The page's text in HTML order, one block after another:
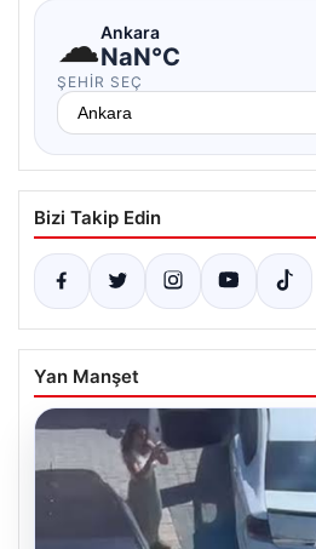
☁Ankara
NaN°C
ŞEHIR SEÇ
Bizi Takip Edin
Yan Manşet